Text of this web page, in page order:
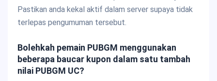
Pastikan anda kekal aktif dalam server supaya tidak
terlepas pengumuman tersebut.
Bolehkah pemain PUBGM menggunakan
beberapa baucar kupon dalam satu tambah
nilai PUBGM UC?